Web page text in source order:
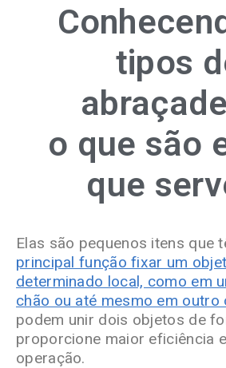
tipos
o que são
que
Elas são pequenos itens que
principal função fixar um
determinado local, como em
chão ou até mesmo em outro
podem unir dois objetos de
proporcione maior eficiência
operação.